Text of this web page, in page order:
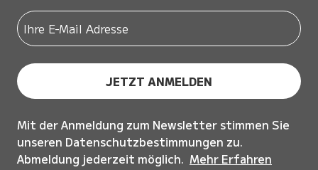
JETZT ANMELDEN
Mit der Anmeldung zum Newsletter stimmen Sie
unseren Datenschutzbestimmungen zu.
Abmeldung jederzeit möglich. Mehr Erfahren